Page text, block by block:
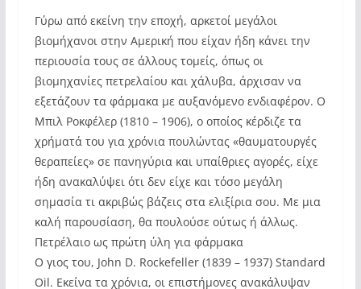
Γύρω από εκείνη την εποχή, αρκετοί μεγάλοι
βιομήχανοι στην Αμερική που είχαν ήδη κάνει την
περιουσία τους σε άλλους τομείς, όπως οι
βιομηχανίες πετρελαίου και χάλυβα, άρχισαν να
εξετάζουν τα φάρμακα με αυξανόμενο ενδιαφέρον. Ο
Μπιλ Ροκφέλερ (1810 – 1906), ο οποίος κέρδιζε τα
χρήματά του για χρόνια πουλώντας «θαυματουργές
θεραπείες» σε πανηγύρια και υπαίθριες αγορές, είχε
ήδη ανακαλύψει ότι δεν είχε και τόσο μεγάλη
σημασία τι ακριβώς βάζεις στα ελιξίρια σου. Με μια
καλή παρουσίαση, θα πουλούσε ούτως ή άλλως.
Πετρέλαιο ως πρώτη ύλη για φάρμακα
Ο γιος του, John D. Rockefeller (1839 – 1937) Standard
Oil. Εκείνα τα χρόνια, οι επιστήμονες ανακάλυψαν